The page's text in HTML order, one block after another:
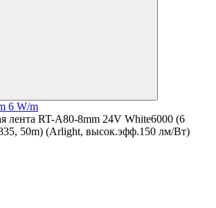
6 W/m
лента RT-A80-8mm 24V White6000 (6
50m) (Arlight, высок.эфф.150 лм/Вт)